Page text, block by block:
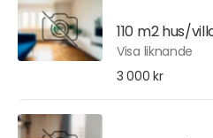
110 m2 hus/
Visa liknande
3 000 kr